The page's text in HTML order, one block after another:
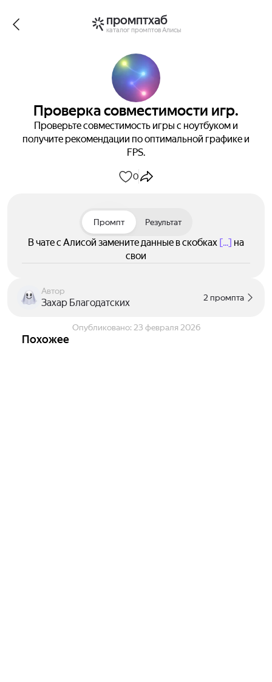
промптхаб
каталог промптов Алисы
Проверка совместимости игр.
Проверьте совместимость игры с ноутбуком и
получите рекомендации по оптимальной графике и
FPS.
0
Промпт Результат
В чате с Алисой замените данные в скобках [...] на
свои
Автор
Захар Благодатских 2 промпта
Опубликовано: 23 февраля 2026
Похожее